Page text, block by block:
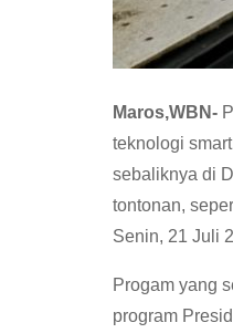
Maros,WBN-
teknologi
sebaliknya di
tontonan,
Senin, 21 Juli
Progam yang
program